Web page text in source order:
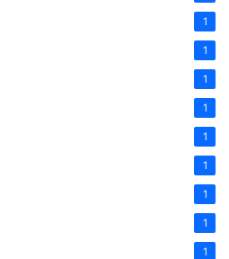
1
1
1
1
1
1
1
1
1